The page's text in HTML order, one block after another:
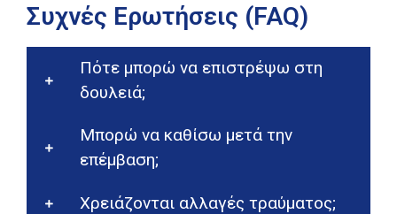
Συχνές Ερωτήσεις (FAQ)
Πότε μπορώ να επιστρέψω στη
δουλειά;
Μπορώ να καθίσω μετά την
επέμβαση;
Χρειάζονται αλλαγές τραύματος;